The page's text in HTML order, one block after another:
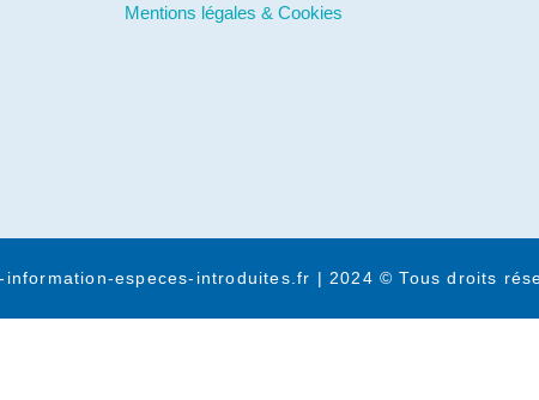
Mentions légales & Cookies
information-especes-introduites.fr | 2024 © Tous droits